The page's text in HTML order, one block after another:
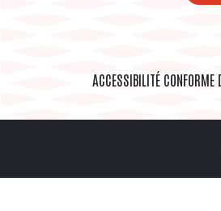
ACCESSIBILITÉ CONFORME